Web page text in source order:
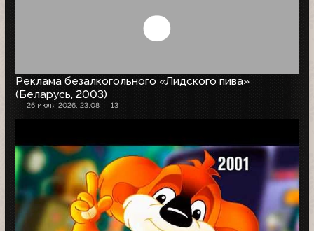
Реклама безалкогольного «Лидского пива»
(Беларусь, 2003)
26 июля 2026, 23:08 13